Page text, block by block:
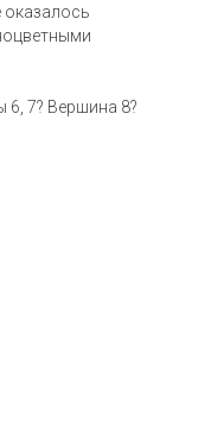
оказалось
6, 7? Вершина 8?